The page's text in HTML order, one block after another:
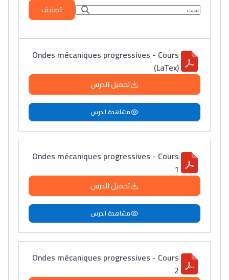
تصنيف
Ondes mécaniques progressives - Cours
(LaTex)
تحميل الدرس
مشاهدة الدرس
Ondes mécaniques progressives - Cours
1
تحميل الدرس
مشاهدة الدرس
Ondes mécaniques progressives - Cours
2